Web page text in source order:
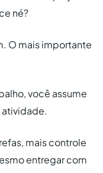
né?
O mais importante
você assume
mais controle
entregar com